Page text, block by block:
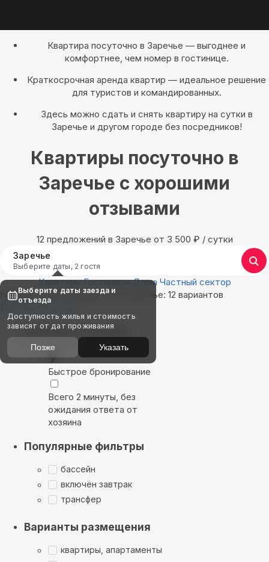
Квартира посуточно в Заречье — выгоднее и
комфортнее, чем номер в гостинице.
Краткосрочная аренда квартир — идеальное решение
для туристов и командированных.
Здесь можно сдать и снять квартиру на сутки в
Заречье и другом городе без посредников!
Квартиры посуточно в
Заречье с хорошими
отзывами
12 предложений в Заречье oт 3 500 ₽ / сутки
Заречье
Выберите даты, 2 гостя
Квартиры Гостиницы Дома Частный сектор
Найдём, где остановиться в Заречье: 12 вариантов
Показать на карте
Выбирайте лучшее
Быстрое бронирование
Всего 2 минуты, без
ожидания ответа от
хозяина
Популярные фильтры
бассейн
включён завтрак
трансфер
Варианты размещения
квартиры, апартаменты
Выберите даты заезда и
отъезда
Доступность жилья и стоимость
зависят от дат проживания
Позже Указать